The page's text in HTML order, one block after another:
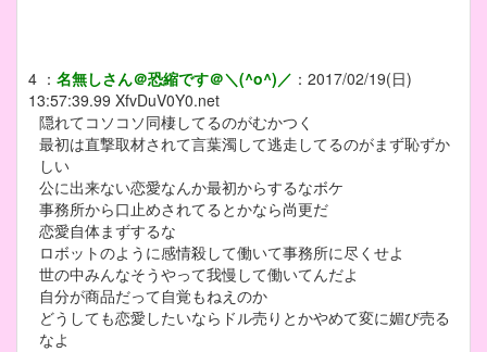
4 ： 名無しさん＠恐縮です＠＼(^o^)／ ： 2017/02/19(日)
13:57:39.99 XfvDuV0Y0.net
隠れてコソコソ同棲してるのがむかつく
最初は直撃取材されて言葉濁して逃走してるのがまず恥ずか
しい
公に出来ない恋愛なんか最初からするなボケ
事務所から口止めされてるとかなら尚更だ
恋愛自体まずするな
ロボットのように感情殺して働いて事務所に尽くせよ
世の中みんなそうやって我慢して働いてんだよ
自分が商品だって自覚もねえのか
どうしても恋愛したいならドル売りとかやめて変に媚び売る
なよ